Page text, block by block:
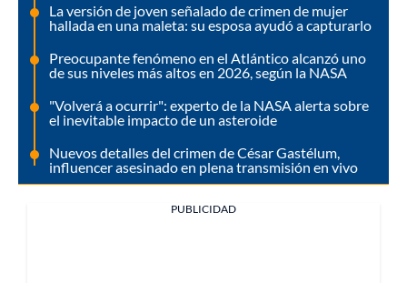
La versión de joven señalado de crimen de mujer
hallada en una maleta: su esposa ayudó a capturarlo
Preocupante fenómeno en el Atlántico alcanzó uno
de sus niveles más altos en 2026, según la NASA
"Volverá a ocurrir": experto de la NASA alerta sobre
el inevitable impacto de un asteroide
Nuevos detalles del crimen de César Gastélum,
influencer asesinado en plena transmisión en vivo
PUBLICIDAD